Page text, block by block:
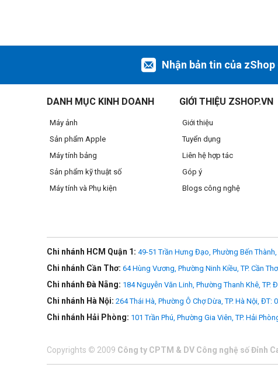
Ví dụ: Vòng tăng 67mm-77mm tức là vòng sẽ cho phép bộ
Lớp mạ điện màu đen mờ để chặn các phản quang không
Nhận bản tin của zShop
DANH MỤC KINH DOANH
Máy ảnh
Sản phẩm Apple
Máy tính bảng
Sản phẩm kỹ thuật số
Máy tính và Phụ kiện
GIỚI THIỆU ZSHOP.VN
Giới thiệu
Tuyển dụng
Liên hệ hợp tác
Góp ý
Blogs công nghệ
Chi nhánh HCM Quận 1: 49-51 Trần Hưng Đạo, Phường Bến Thành,
Chi nhánh Cần Thơ: 64 Hùng Vương, Phường Ninh Kiều, TP. Cần
Chi nhánh Đà Nẵng: 184 Nguyễn Văn Linh, Phường Thanh Khê, TP.
Chi nhánh Hà Nội: 264 Thái Hà, Phường Ô Chợ Dừa, TP. Hà Nội, ĐT:
Chi nhánh Hải Phòng: 101 Trần Phú, Phường Gia Viên, TP. Hải
Copyrights © 2009 Công ty CPTM & DV Công nghệ số Đỉnh